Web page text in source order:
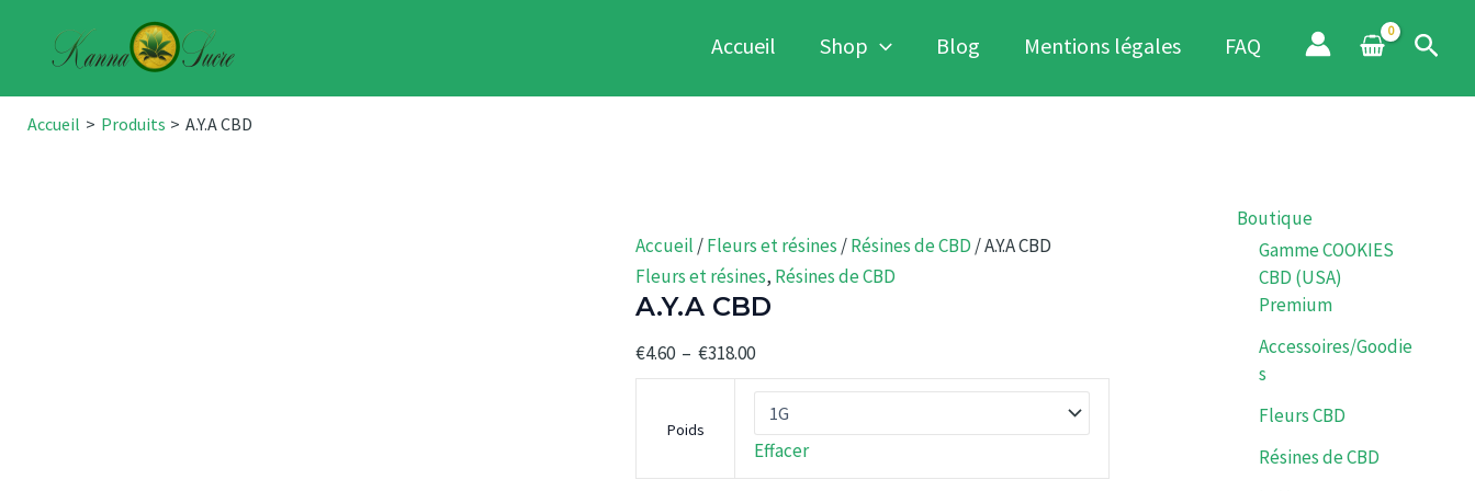
Accueil Shop Blog Mentions légales FAQ
Accueil Produits A.Y.A CBD
Accueil /Fleurs et résines /Résines de CBD / A.Y.A CBD
Fleurs et résines, Résines de CBD
A.Y.A CBD
€4.60 – €318.00Plage
de
prix :
€4.60
à
Poids
Effacer
Boutique
Gamme COOKIES
CBD (USA)
Premium
Accessoires/Goodie
s
Fleurs CBD
Résines de CBD
€4.60